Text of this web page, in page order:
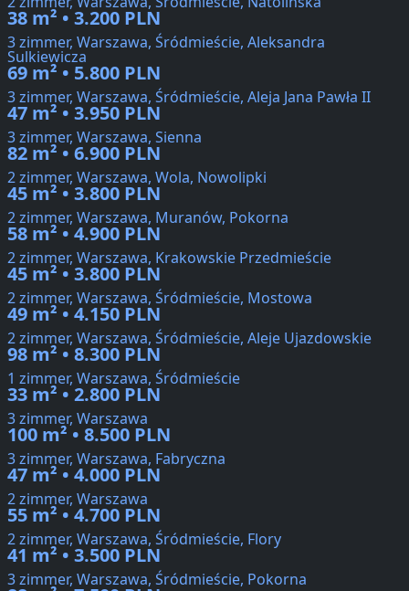
38 m² • 3.200 PLN
3 zimmer, Warszawa, Śródmieście, Aleksandra
Sulkiewicza
69 m² • 5.800 PLN
3 zimmer, Warszawa, Śródmieście, Aleja Jana Pawła II
47 m² • 3.950 PLN
3 zimmer, Warszawa, Sienna
82 m² • 6.900 PLN
2 zimmer, Warszawa, Wola, Nowolipki
45 m² • 3.800 PLN
2 zimmer, Warszawa, Muranów, Pokorna
58 m² • 4.900 PLN
2 zimmer, Warszawa, Krakowskie Przedmieście
45 m² • 3.800 PLN
2 zimmer, Warszawa, Śródmieście, Mostowa
49 m² • 4.150 PLN
2 zimmer, Warszawa, Śródmieście, Aleje Ujazdowskie
98 m² • 8.300 PLN
1 zimmer, Warszawa, Śródmieście
33 m² • 2.800 PLN
3 zimmer, Warszawa
100 m² • 8.500 PLN
3 zimmer, Warszawa, Fabryczna
47 m² • 4.000 PLN
2 zimmer, Warszawa
55 m² • 4.700 PLN
2 zimmer, Warszawa, Śródmieście, Flory
41 m² • 3.500 PLN
3 zimmer, Warszawa, Śródmieście, Pokorna